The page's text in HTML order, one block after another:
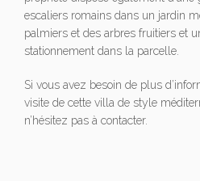
escaliers romains dans un jardin
palmiers et des arbres fruitiers et
stationnement dans la parcelle.
Si vous avez besoin de plus
visite de cette villa de style
n’hésitez pas à contacter.